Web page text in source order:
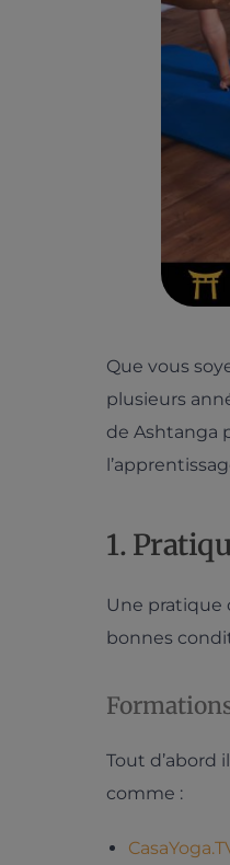
Que vous
plusieurs
de Ashtanga
1.
Une pratique
bonnes
Tout d’abord
comme :